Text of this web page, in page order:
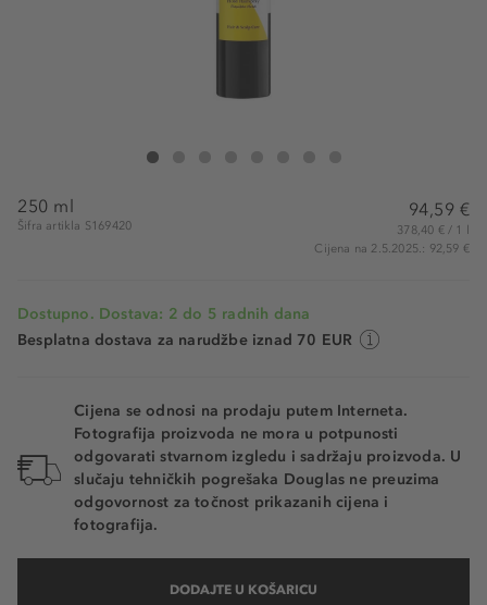
Hair Rituel by Sisley Hair Rituel The Invisible Hair Spray
250 ml
Šifra artikla S169420
94,59 €
378,40 € / 1 l
Cijena na 2.5.2025.: 92,59 €
Dostupno. Dostava: 2 do 5 radnih dana
Besplatna dostava za narudžbe iznad 70 EUR
Cijena se odnosi na prodaju putem Interneta.
Fotografija proizvoda ne mora u potpunosti
odgovarati stvarnom izgledu i sadržaju proizvoda. U
slučaju tehničkih pogrešaka Douglas ne preuzima
odgovornost za točnost prikazanih cijena i
fotografija.
DODAJTE U KOŠARICU